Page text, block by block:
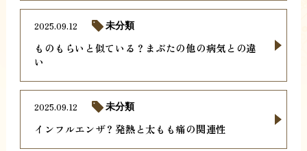
ものもらいと似ている？まぶたの他の病気との違
い
2025.09.12 未分類
インフルエンザ？発熱と太もも痛の関連性
2025.09.12 未分類